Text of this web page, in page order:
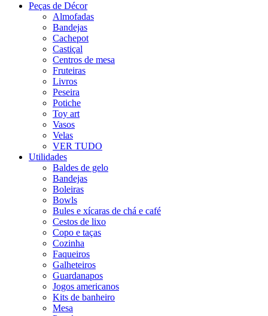
Peças de Décor
Almofadas
Bandejas
Cachepot
Castiçal
Centros de mesa
Fruteiras
Livros
Peseira
Potiche
Toy art
Vasos
Velas
VER TUDO
Utilidades
Baldes de gelo
Bandejas
Boleiras
Bowls
Bules e xícaras de chá e café
Cestos de lixo
Copo e taças
Cozinha
Faqueiros
Galheteiros
Guardanapos
Jogos americanos
Kits de banheiro
Mesa